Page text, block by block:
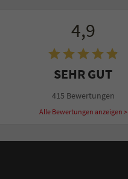
4,9
SEHR GUT
415 Bewertungen
Alle Bewertungen anzeigen >